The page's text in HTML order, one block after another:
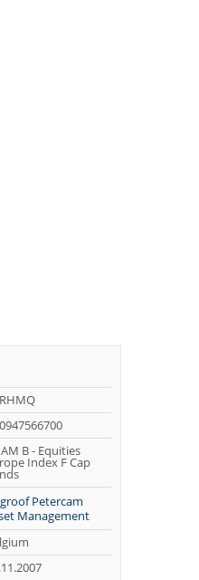
B - Equities
Index F Cap
Petercam
Management